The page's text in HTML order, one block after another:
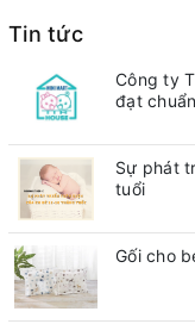
Tin tức
Công ty
đạt
Sự phát
tuổi
Gối cho